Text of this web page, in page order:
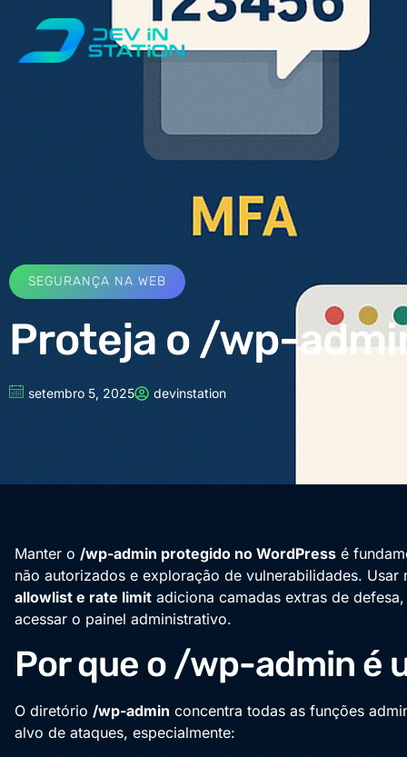
SEGURANÇA NA WEB
Proteja o /wp-
setembro 5, 2025 devinstation
Manter o /wp-admin protegido no WordPress é
não autorizados e exploração de vulnerabilidades.
allowlist e rate limit adiciona camadas extras de
acessar o painel administrativo.
Por que o /wp-admin é
O diretório /wp-admin concentra todas as funções
alvo de ataques, especialmente: